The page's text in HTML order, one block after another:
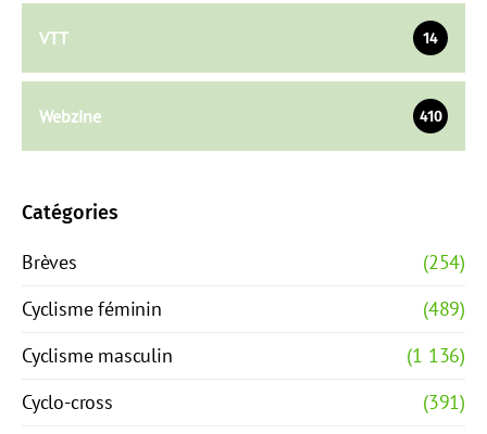
VTT 14
Webzine 410
Catégories
Brèves
(254)
Cyclisme féminin
(489)
Cyclisme masculin
(1 136)
Cyclo-cross
(391)